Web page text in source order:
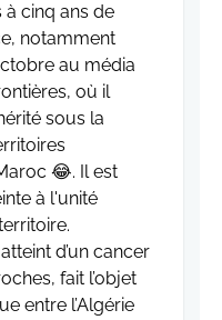
à cinq ans de
notamment
au média
où il
sous la
😂. Il est
à l'unité
d’un cancer
fait l’objet
entre l’Algérie